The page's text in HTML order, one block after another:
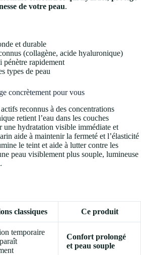
de votre peau.
et durable
(collagène, acide hyaluronique)
pénètre rapidement
types de peau
concrètement pour vous
reconnus à des concentrations
retient l’eau dans les couches
une hydratation visible immédiate et
aide à maintenir la fermeté et l’élasticité
le teint et aide à lutter contre les
peau visiblement plus souple, lumineuse
classiques Ce produit
temporaire
Confort prolongé
et peau souple